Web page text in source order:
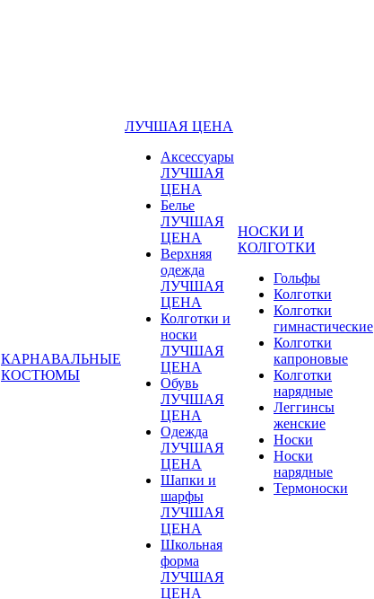
КАРНАВАЛЬНЫЕ
КОСТЮМЫ
ЛУЧШАЯ ЦЕНА
Аксессуары
ЛУЧШАЯ
ЦЕНА
Белье
ЛУЧШАЯ
ЦЕНА
Верхняя
одежда
ЛУЧШАЯ
ЦЕНА
Колготки и
носки
ЛУЧШАЯ
ЦЕНА
Обувь
ЛУЧШАЯ
ЦЕНА
Одежда
ЛУЧШАЯ
ЦЕНА
Шапки и
шарфы
ЛУЧШАЯ
ЦЕНА
Школьная
форма
ЛУЧШАЯ
ЦЕНА
НОСКИ И
КОЛГОТКИ
Гольфы
Колготки
Колготки
гимнастические
Колготки
капроновые
Колготки
нарядные
Леггинсы
женские
Носки
Носки
нарядные
Термоноски